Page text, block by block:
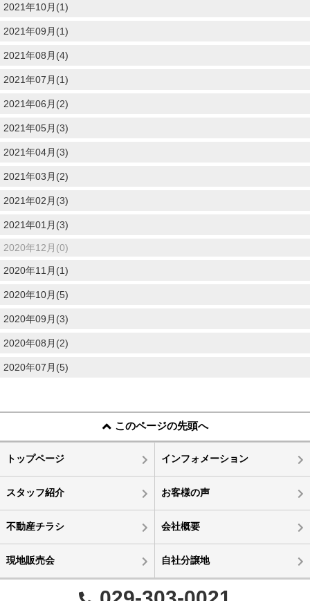
2021年10月(1)
2021年09月(1)
2021年08月(4)
2021年07月(1)
2021年06月(2)
2021年05月(3)
2021年04月(3)
2021年03月(2)
2021年02月(3)
2021年01月(3)
2020年12月(0)
2020年11月(1)
2020年10月(5)
2020年09月(3)
2020年08月(2)
2020年07月(5)
このページの先頭へ
トップページ インフォメーション
スタッフ紹介 お客様の声
不動産チラシ 会社概要
現地販売会 自社分譲地